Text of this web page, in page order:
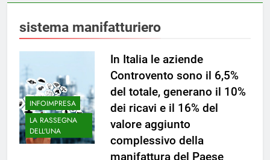
sistema manifatturiero
INFOIMPRESA
LA RASSEGNA
DELL'UNA
In Italia le aziende
Controvento sono il 6,5%
del totale, generano il 10%
dei ricavi e il 16% del
valore aggiunto
complessivo della
manifattura del Paese